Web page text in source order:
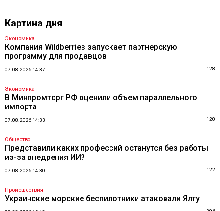
Картина дня
Экономика
Компания Wildberries запускает партнерскую
программу для продавцов
07.08.2026 14:37 128
Экономика
В Минпромторг РФ оценили объем параллельного
импорта
07.08.2026 14:33 120
Общество
Представили каких профессий останутся без работы
из-за внедрения ИИ?
07.08.2026 14:30 122
Происшествия
Украинские морские беспилотники атаковали Ялту